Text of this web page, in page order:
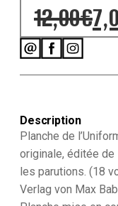
12,00€
Le prix
Le prix
Description
Planche de
originale, éditée
les parutions. (18
Verlag von Max